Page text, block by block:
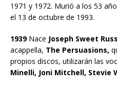
1971 y 1972. Murió a los 53
el 13 de octubre de 1993.
1939Nace Joseph Sweet
acappella, The Persuasions,
propios discos, utilizarán las
Minelli, Joni Mitchell, Stevie